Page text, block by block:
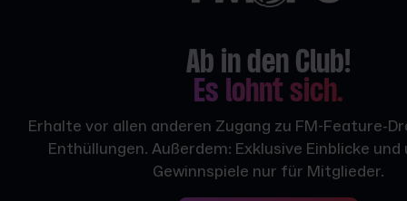
Ab in den Club!
Es lohnt sich.
Erhalte vor allen anderen Zugang zu FM-Feature-
Enthüllungen. Außerdem: Exklusive Einblicke
Gewinnspiele nur für Mitglieder.